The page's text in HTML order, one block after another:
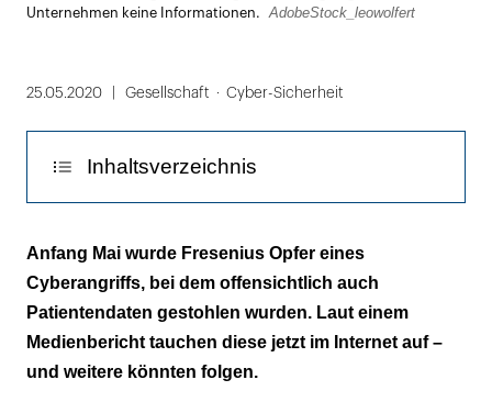
Unternehmen keine Informationen.
AdobeStock_leowolfert
25.05.2020 Gesellschaft Cyber-Sicherheit
Inhaltsverzeichnis
Hackerbanden wollen während der Corona-
Krise Angriffe auf Gesundheitseinrichtungen
aussetzen
Anfang Mai wurde Fresenius Opfer eines
Cyberangriffs, bei dem offensichtlich auch
Patientendaten gestohlen wurden. Laut einem
Medienbericht tauchen diese jetzt im Internet auf –
und weitere könnten folgen.